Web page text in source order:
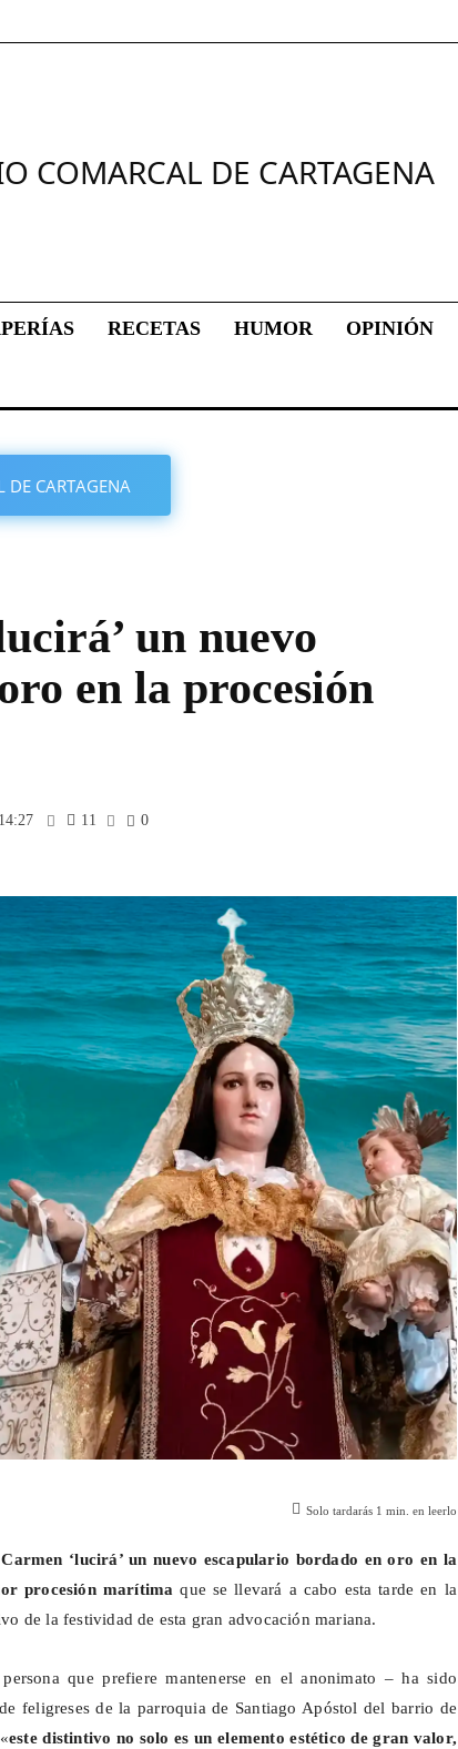
COMARCAL DE CARTAGENA
RECETAS HUMOR OPINIÓN
CARTAGENA
un nuevo
en la procesión
11 0
Solo tardarás 1 min. en leerlo
‘lucirá’ un nuevo escapulario bordado en oro en la
procesión marítima que se llevará a cabo esta tarde en la
de la festividad de esta gran advocación mariana.
que prefiere mantenerse en el anonimato – ha sido
feligreses de la parroquia de Santiago Apóstol del barrio de
este distintivo no solo es un elemento estético de gran valor,